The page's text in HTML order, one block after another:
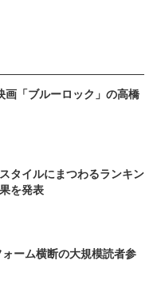
画「ブルーロック」の高橋
タイルにまつわるランキン
を発表
ーム横断の大規模読者参